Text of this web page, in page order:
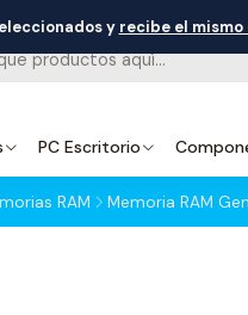
PC Escritorio
y recibe el mismo
RAM Memoria RAM